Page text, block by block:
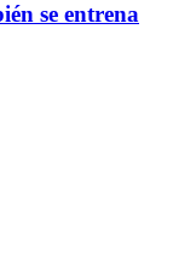
se entrena